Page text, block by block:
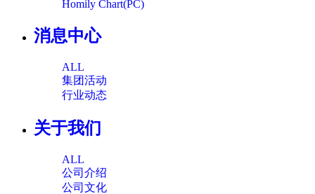
Homily Chart(PC)
消息中心
ALL
集团活动
行业动态
关于我们
ALL
公司介绍
公司文化